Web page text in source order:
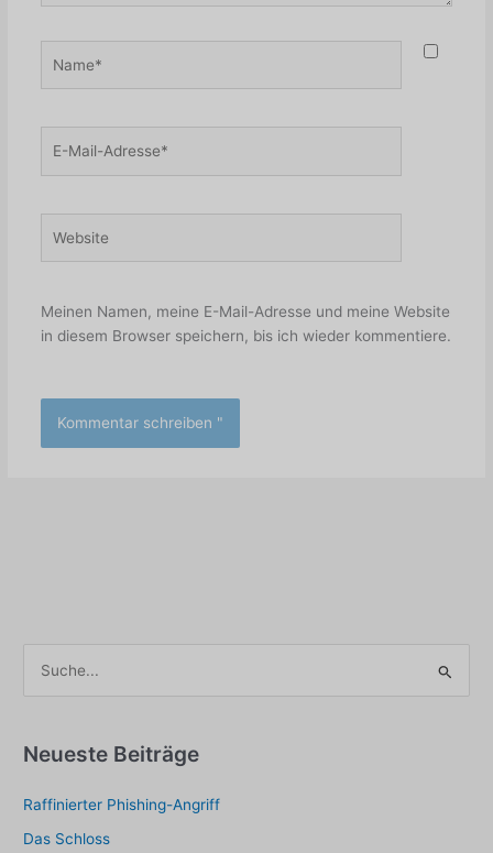
Mail-
Meinen Namen, meine E-Mail-Adresse und meine Website
in diesem Browser speichern, bis ich wieder kommentiere.
h
n
a
Neueste Beiträge
Raffinierter Phishing-Angriff
Das Schloss